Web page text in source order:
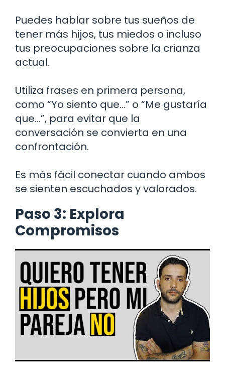
Puedes hablar sobre tus sueños de
tener más hijos, tus miedos o incluso
tus preocupaciones sobre la crianza
actual.
Utiliza frases en primera persona,
como “Yo siento que…” o “Me gustaría
que…”, para evitar que la
conversación se convierta en una
confrontación.
Es más fácil conectar cuando ambos
se sienten escuchados y valorados.
Paso 3: Explora
Compromisos